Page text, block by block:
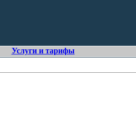
Услуги и тарифы